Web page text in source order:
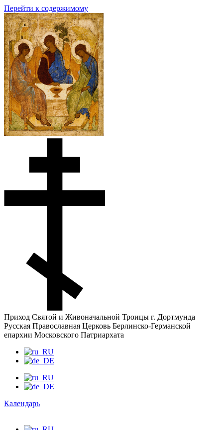
Перейти к содержимому
Приход Святой и Живоначальной Троицы г. Дортмунда
Русская Православная Церковь Берлинско-Германской
епархии Московского Патриархата
Календарь